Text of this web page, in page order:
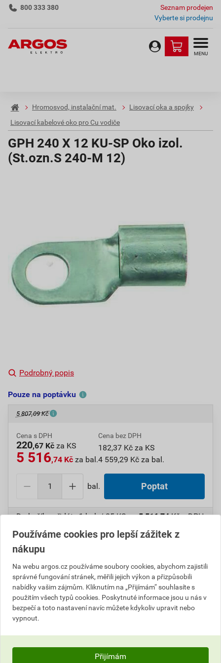
800 333 380
Seznam prodejen
Vyberte si prodejnu
MENU
Hromosvod, instalační mat.
Lisovací oka a spojky
Lisovací kabelové oko pro Cu vodiče
GPH 240 X 12 KU-SP Oko izol.
(St.ozn.S 240-M 12)
Podrobný popis
Pouze na poptávku
5 807,09 Kč
Cena s DPH
220,67 Kč za KS
5 516,74 Kč za bal.
Cena bez DPH
182,37 Kč za KS
4 559,29 Kč za bal.
bal. Poptat
Do košíku přidáte1 bal. / 25 KSza5 516,74Kčs DPH
4 559,29 bez DPH).
Číslo položky:
Popis
Používáme cookies pro lepší zážitek z
nákupu
Na webu argos.cz používáme soubory cookies, abychom zajistili
správné fungování stránek, měřili jejich výkon a přizpůsobili
nabídky vašim zájmům. Kliknutím na „Přijímám“ souhlasíte s
použitím všech typů cookies. Poskytnuté informace jsou u nás v
bezpečí a toto nastavení navíc můžete kdykoliv upravit nebo
vypnout.
Přijímám